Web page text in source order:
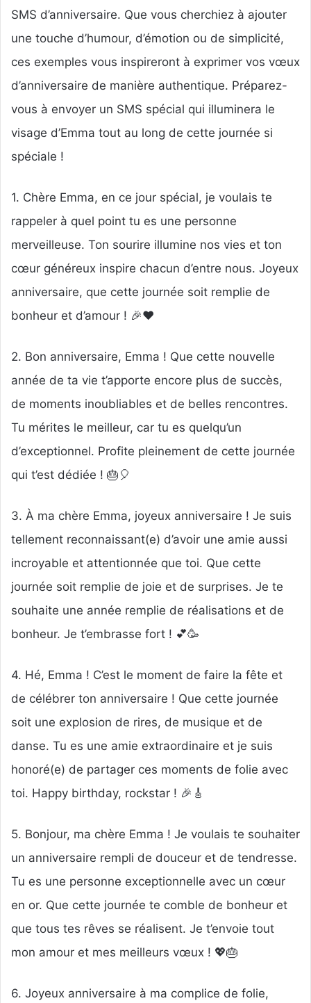
SMS d’anniversaire. Que vous cherchiez à ajouter
une touche d’humour, d’émotion ou de simplicité,
ces exemples vous inspireront à exprimer vos vœux
d’anniversaire de manière authentique. Préparez-
vous à envoyer un SMS spécial qui illuminera le
visage d’Emma tout au long de cette journée si
spéciale !
1. Chère Emma, en ce jour spécial, je voulais te
rappeler à quel point tu es une personne
merveilleuse. Ton sourire illumine nos vies et ton
cœur généreux inspire chacun d’entre nous. Joyeux
anniversaire, que cette journée soit remplie de
bonheur et d’amour ! 🎉❤️
2. Bon anniversaire, Emma ! Que cette nouvelle
année de ta vie t’apporte encore plus de succès,
de moments inoubliables et de belles rencontres.
Tu mérites le meilleur, car tu es quelqu’un
d’exceptionnel. Profite pleinement de cette journée
qui t’est dédiée ! 🎂🎈
3. À ma chère Emma, joyeux anniversaire ! Je suis
tellement reconnaissant(e) d’avoir une amie aussi
incroyable et attentionnée que toi. Que cette
journée soit remplie de joie et de surprises. Je te
souhaite une année remplie de réalisations et de
bonheur. Je t’embrasse fort ! 💕🥳
4. Hé, Emma ! C’est le moment de faire la fête et
de célébrer ton anniversaire ! Que cette journée
soit une explosion de rires, de musique et de
danse. Tu es une amie extraordinaire et je suis
honoré(e) de partager ces moments de folie avec
toi. Happy birthday, rockstar ! 🎉🎸
5. Bonjour, ma chère Emma ! Je voulais te souhaiter
un anniversaire rempli de douceur et de tendresse.
Tu es une personne exceptionnelle avec un cœur
en or. Que cette journée te comble de bonheur et
que tous tes rêves se réalisent. Je t’envoie tout
mon amour et mes meilleurs vœux ! 💖🎂
6. Joyeux anniversaire à ma complice de folie,